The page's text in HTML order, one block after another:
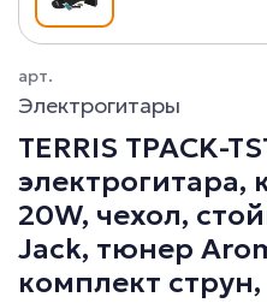
арт.
Электрогитары
TERRIS TPACK-
электрогитара,
20W, чехол,
Jack, тюнер
комплект